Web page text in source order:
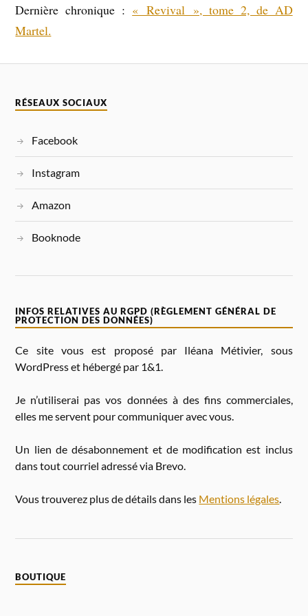
Dernière chronique : « Revival », tome 2, de AD
Martel.
RÉSEAUX SOCIAUX
Facebook
Instagram
Amazon
Booknode
INFOS RELATIVES AU RGPD (RÈGLEMENT GÉNÉRAL DE
PROTECTION DES DONNÉES)
Ce site vous est proposé par Iléana Métivier, sous
WordPress et hébergé par 1&1.
Je n’utiliserai pas vos données à des fins commerciales,
elles me servent pour communiquer avec vous.
Un lien de désabonnement et de modification est inclus
dans tout courriel adressé via Brevo.
Vous trouverez plus de détails dans les Mentions légales.
BOUTIQUE